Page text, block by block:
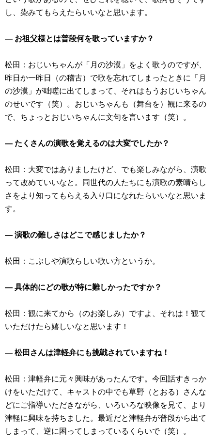
し、染みてもらえたらいいなと思います。
― お祖父様とは普段何を歌っていますか？
松田：おじいちゃんが「月の沙漠」をよく歌うのですが、
昨日か一昨日（の稽古）で歌を忘れてしまったときに「月
の沙漠」が咄嗟に出てしまって、それはもうおじいちゃん
のせいです（笑）。おじいちゃんも（舞台を）観に来るの
で、ちょっとおじいちゃんに文句を言います（笑）。
― たくさんの演歌を覚えるのは大変でしたか？
松田：大変ではありましたけど、でも楽しみながら、演歌
って改めていいなと。同世代の人たちにも演歌の素晴らし
さをより知ってもらえる入り口になれたらいいなと思いま
す。
― 演歌の難しさはどこで感じましたか？
松田：こぶしや演歌らしい歌い方というか。
― 具体的にどの歌が特に難しかったですか？
松田：観に来てから（のお楽しみ）ですよ、それは！観て
いただけたら嬉しいなと思います！
― 松田さんは津軽弁にも挑戦されていますね！
松田：津軽弁に元々興味があったんです。今回話すきっか
けをいただけて、キャストの中でも草野（とおる）さんな
どにご指導いただきながら、いろいろな映像を見て、より
津軽に興味を持ちました。最近だと津軽弁が普段から出て
しまって、逆に困ってしまっているくらいで（笑）。